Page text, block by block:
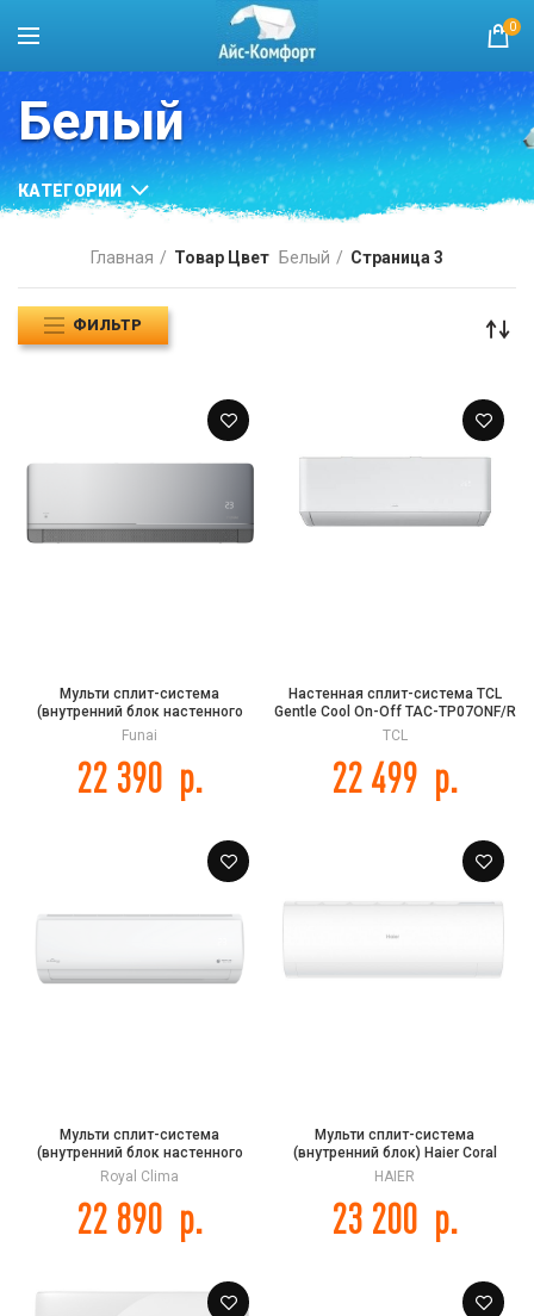
0
Белый
КАТЕГОРИИ
Главная Товар Цвет Белый Страница 3
ФИЛЬТР
Мульти сплит-система
(внутренний блок настенного
типа) FUNAI RAM-I-KM35HP.W01/S
Funai
22 390 р.
Настенная сплит-система TCL
Gentle Cool On-Off TAC-TP07ONF/R
TCL
22 499 р.
Мульти сплит-система
(внутренний блок настенного
типа) Royal Clima RCI-TM18HN
серии TRIUMPH MULTI FLEXI EU ERP
Inverter
Royal Clima
22 890 р.
Мульти сплит-система
(внутренний блок) Haier Coral
Super Match AS25PS1HRA-M
HAIER
23 200 р.